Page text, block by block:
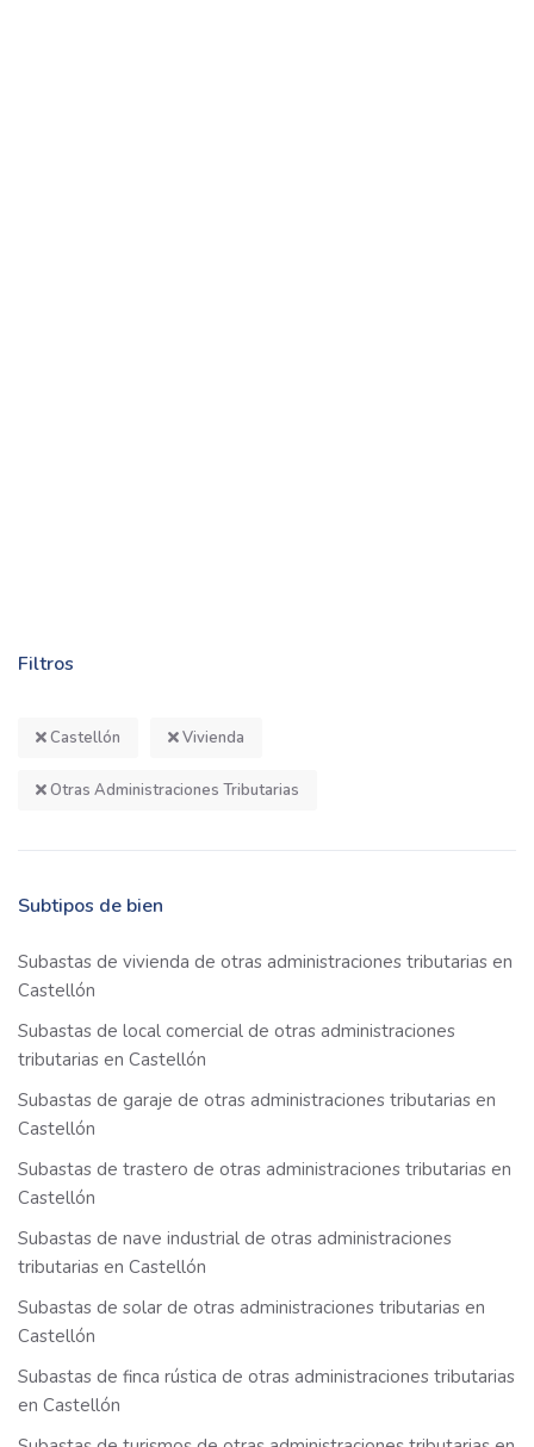
Filtros
Castellón Vivienda
Otras Administraciones Tributarias
Subtipos de bien
Subastas de vivienda de otras administraciones tributarias en
Castellón
Subastas de local comercial de otras administraciones
tributarias en Castellón
Subastas de garaje de otras administraciones tributarias en
Castellón
Subastas de trastero de otras administraciones tributarias en
Castellón
Subastas de nave industrial de otras administraciones
tributarias en Castellón
Subastas de solar de otras administraciones tributarias en
Castellón
Subastas de finca rústica de otras administraciones tributarias
en Castellón